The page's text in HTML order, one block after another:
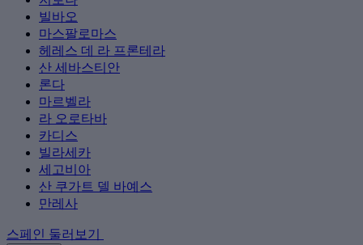
빌바오
마스팔로마스
헤레스 데 라 프론테라
산 세바스티안
론다
마르벨라
라 오로타바
카디스
빌라세카
세고비아
산 쿠가트 델 바예스
만레사
스페인 둘러보기